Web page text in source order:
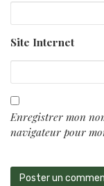
Site Internet
Enregistrer mon
navigateur pour